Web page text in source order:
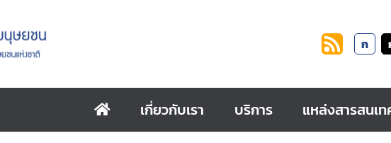
ก
เกี่ยวกับเรา บริการ แหล่งสารสนเ